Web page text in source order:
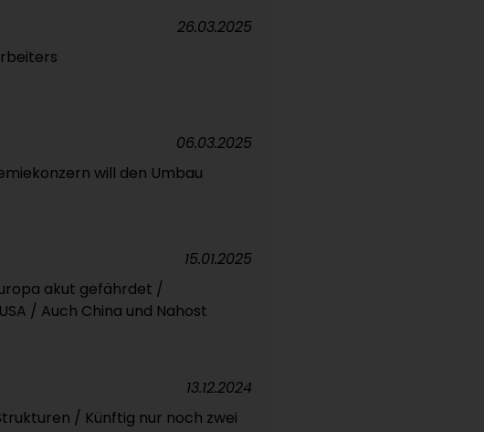
26.03.2025
will den Umbau
06.03.2025
akut gefährdet /
/ Auch China und Nahost
15.01.2025
/ Künftig nur noch zwei
13.12.2024